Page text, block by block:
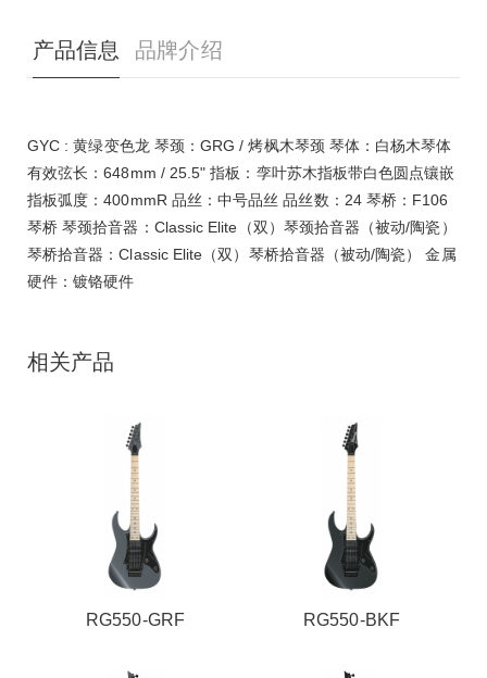
产品信息 品牌介绍
GYC : 黄绿变色龙 琴颈：GRG / 烤枫木琴颈 琴体：白杨木琴体
有效弦长：648mm / 25.5" 指板：孪叶苏木指板带白色圆点镶嵌
指板弧度：400mmR 品丝：中号品丝 品丝数：24 琴桥：F106
琴桥 琴颈拾音器：Classic Elite（双）琴颈拾音器（被动/陶瓷）
琴桥拾音器：Classic Elite（双）琴桥拾音器（被动/陶瓷） 金属
硬件：镀铬硬件
相关产品
RG550-GRF RG550-BKF